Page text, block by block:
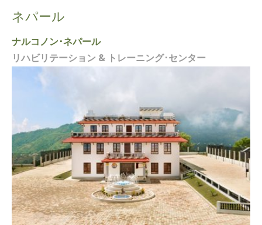
ネパール
ナルコノン･ネパール
リハビリテーション & トレーニング･センター